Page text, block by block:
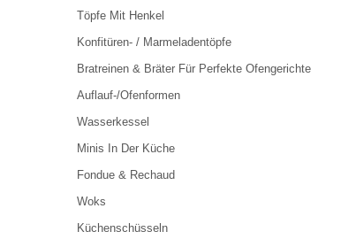
Töpfe Mit Henkel
Konfitüren- / Marmeladentöpfe
Bratreinen & Bräter Für Perfekte Ofengerichte
Auflauf-/Ofenformen
Wasserkessel
Minis In Der Küche
Fondue & Rechaud
Woks
Küchenschüsseln